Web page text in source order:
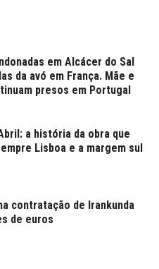
em Alcácer do Sal
da avó em França. Mãe e
presos em Portugal
a história da obra que
Lisboa e a margem sul
contratação de Irankunda
de euros